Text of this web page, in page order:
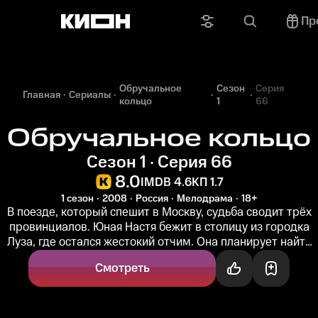
Главная Сериалы Обручальное
кольцо
Сезон
1
Серия
66
Обручальное кольцо
Сезон 1 · Серия 66
8.0IMDB 4.6КП 1.7
1 сезон 2008 Россия Мелодрама 18+
В поезде, который спешит в Москву, судьба сводит трёх
провинциалов. Юная Настя бежит в столицу из городка
Луза, где остался жестокий отчим. Она планирует найти
Смотреть